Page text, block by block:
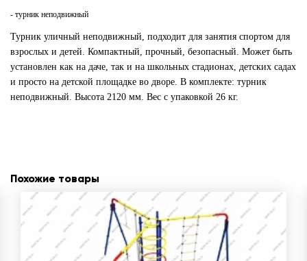
- турник неподвижный
Турник уличный неподвижный, подходит для занятия спортом для
взрослых и детей. Компактный, прочный, безопасный. Может быть
установлен как на даче, так и на школьных стадионах, детских садах
и просто на детской площадке во дворе. В комплекте: турник
неподвижный. Высота 2120 мм. Вес с упаковкой 26 кг.
Похожие товары